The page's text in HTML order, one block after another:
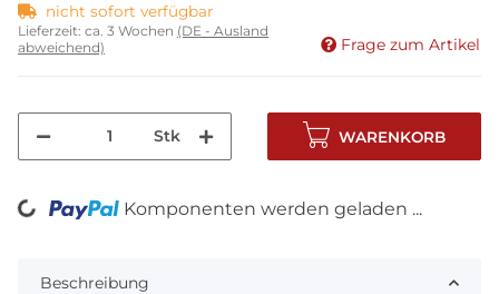
nicht sofort verfügbar
Lieferzeit: ca. 3 Wochen (DE - Ausland
abweichend)
Frage zum Artikel
Stk WARENKORB
Loading... Komponenten werden geladen ...
Beschreibung